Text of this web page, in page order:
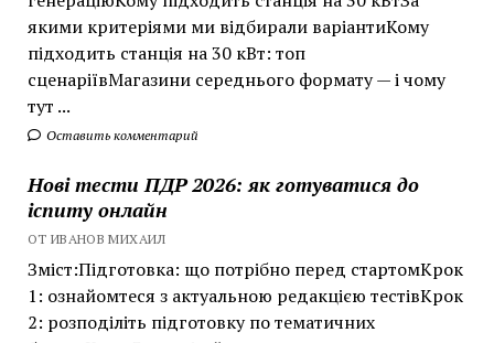
якими критеріями ми відбирали варіантиКому
підходить станція на 30 кВт: топ
сценаріївМагазини середнього формату — і чому
тут ...
Оставить комментарий
Нові тести ПДР 2026: як готуватися до
іспиту онлайн
ОТ ИВАНОВ МИХАИЛ
Зміст:Підготовка: що потрібно перед стартомКрок
1: ознайомтеся з актуальною редакцією тестівКрок
2: розподіліть підготовку по тематичних